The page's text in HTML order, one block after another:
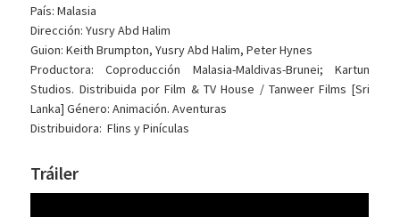
País: Malasia
Dirección: Yusry Abd Halim
Guion: Keith Brumpton, Yusry Abd Halim, Peter Hynes
Productora: Coproducción Malasia-Maldivas-Brunei; Kartun
Studios. Distribuida por Film & TV House / Tanweer Films [Sri
Lanka] Género: Animación. Aventuras
Distribuidora: Flins y Pinículas
Tráiler